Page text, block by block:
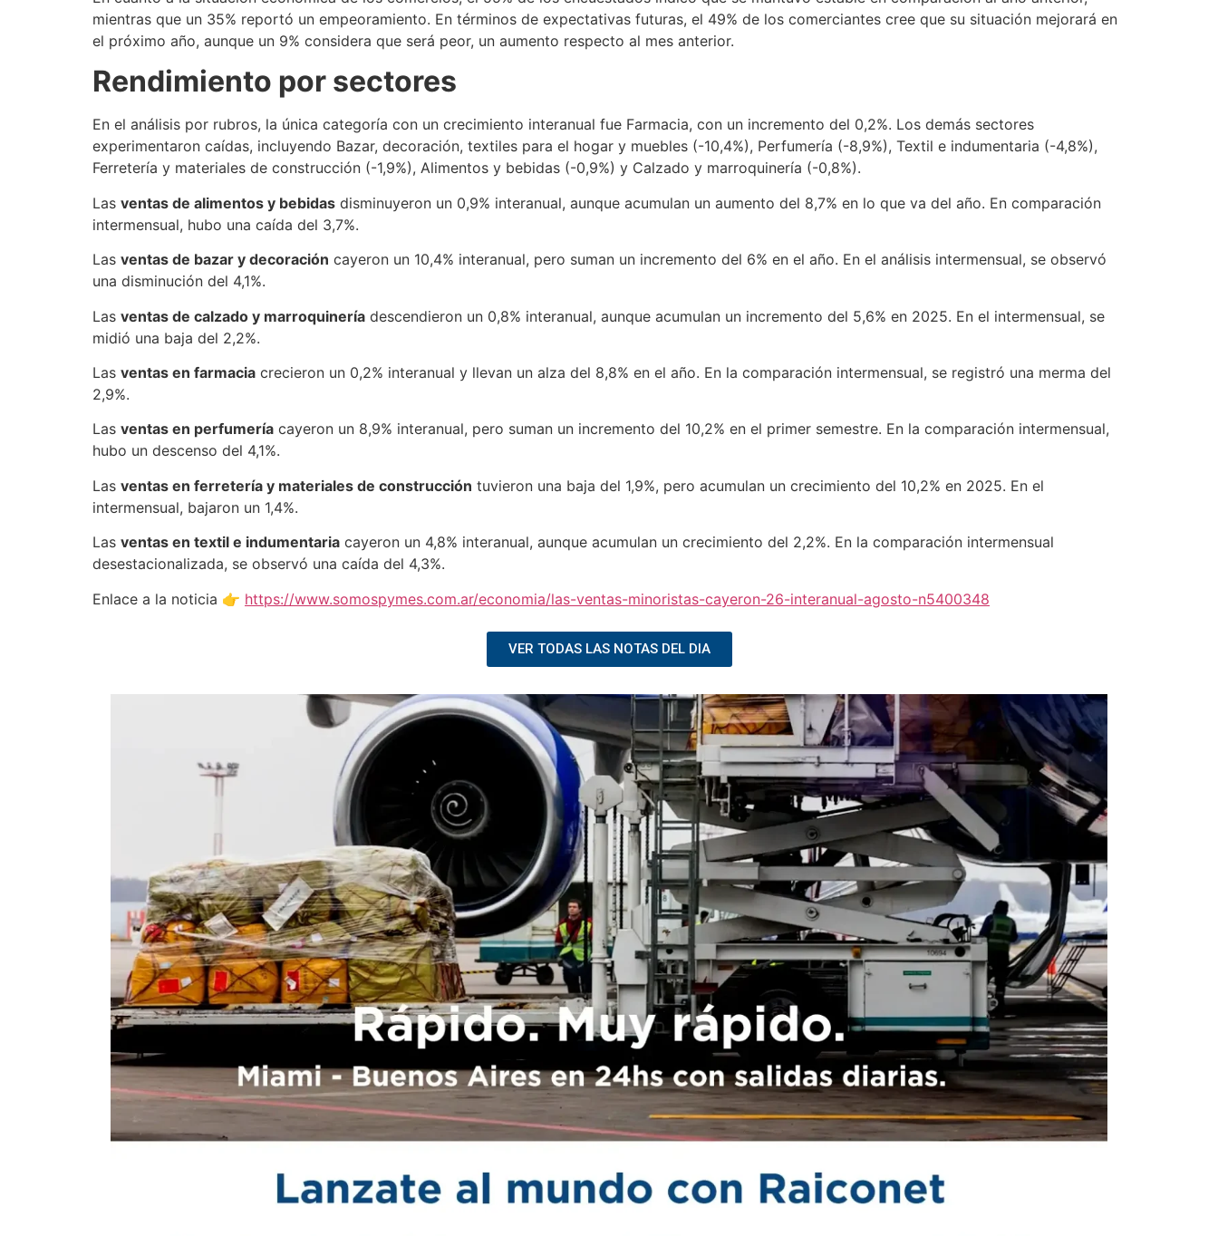
mientras que un 35% reportó un empeoramiento. En términos de expectativas futuras, el 49% de los comerciantes cree que su situación mejorará en
el próximo año, aunque un 9% considera que será peor, un aumento respecto al mes anterior.
Rendimiento por sectores
En el análisis por rubros, la única categoría con un crecimiento interanual fue Farmacia, con un incremento del 0,2%. Los demás sectores
experimentaron caídas, incluyendo Bazar, decoración, textiles para el hogar y muebles (-10,4%), Perfumería (-8,9%), Textil e indumentaria (-4,8%),
Ferretería y materiales de construcción (-1,9%), Alimentos y bebidas (-0,9%) y Calzado y marroquinería (-0,8%).
Las ventas de alimentos y bebidas disminuyeron un 0,9% interanual, aunque acumulan un aumento del 8,7% en lo que va del año. En comparación
intermensual, hubo una caída del 3,7%.
Las ventas de bazar y decoración cayeron un 10,4% interanual, pero suman un incremento del 6% en el año. En el análisis intermensual, se observó
una disminución del 4,1%.
Las ventas de calzado y marroquinería descendieron un 0,8% interanual, aunque acumulan un incremento del 5,6% en 2025. En el intermensual, se
midió una baja del 2,2%.
Las ventas en farmacia crecieron un 0,2% interanual y llevan un alza del 8,8% en el año. En la comparación intermensual, se registró una merma del
2,9%.
Las ventas en perfumería cayeron un 8,9% interanual, pero suman un incremento del 10,2% en el primer semestre. En la comparación intermensual,
hubo un descenso del 4,1%.
Las ventas en ferretería y materiales de construcción tuvieron una baja del 1,9%, pero acumulan un crecimiento del 10,2% en 2025. En el
intermensual, bajaron un 1,4%.
Las ventas en textil e indumentaria cayeron un 4,8% interanual, aunque acumulan un crecimiento del 2,2%. En la comparación intermensual
desestacionalizada, se observó una caída del 4,3%.
Enlace a la noticia 👉 https://www.somospymes.com.ar/economia/las-ventas-minoristas-cayeron-26-interanual-agosto-n5400348
VER TODAS LAS NOTAS DEL DIA